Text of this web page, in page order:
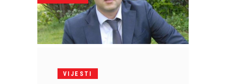
VIJESTI